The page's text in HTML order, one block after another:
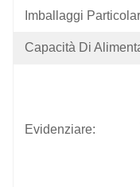
Imballaggi
Capacità Di
Evidenziare: